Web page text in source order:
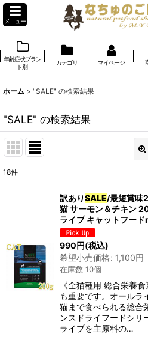
メニュー
年齢症状ブラン
ド別
カテゴリ マイページ
ホーム > "SALE" の検索結果
"SALE" の検索結果
並び順:
18件
訳ありSALE/最短賞味
猫 サーモン＆チキン
ライプ キャットフー
990 円(税込)
希望小売価格: 1,100円
在庫数 10個
《全猫種用 総合栄養
も重要です。オールラ
猫まで食べられる総合
ンスドライフードシリ
ライプを主原料の…